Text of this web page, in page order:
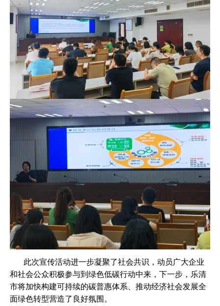
此次宣传活动进一步凝聚了社会共识，动员广大企业
和社会公众积极参与到绿色低碳行动中来，下一步，乐清
市将加快构建可持续的碳普惠体系、推动经济社会发展全
面绿色转型营造了良好氛围。